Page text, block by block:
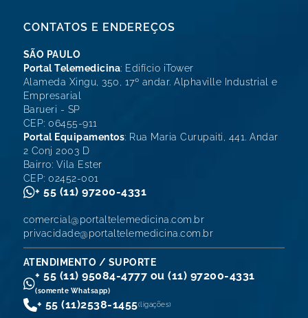
CONTATOS E ENDEREÇOS
SÃO PAULO
Portal Telemedicina: Edifício iTower
Alameda Xingu, 350, 17º andar. Alphaville Industrial e
Empresarial
Barueri - SP
CEP: 06455-911
Portal Equipamentos: Rua Maria Curupaiti, 441. Andar
2 Conj 2003 D
Bairro: Vila Ester
CEP: 02452-001
+ 55 (11) 97200-4331
comercial@portaltelemedicina.com.br
privacidade@portaltelemedicina.com.br
ATENDIMENTO / SUPORTE
+ 55 (11) 95084-4777 ou (11) 97200-4331
(somente Whatsapp)
+ 55 (11)2538-1455(ligações)